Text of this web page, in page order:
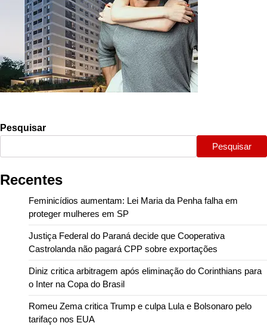
Pesquisar
Pesquisar
Recentes
Feminicídios aumentam: Lei Maria da Penha falha em
proteger mulheres em SP
Justiça Federal do Paraná decide que Cooperativa
Castrolanda não pagará CPP sobre exportações
Diniz critica arbitragem após eliminação do Corinthians para
o Inter na Copa do Brasil
Romeu Zema critica Trump e culpa Lula e Bolsonaro pelo
tarifaço nos EUA